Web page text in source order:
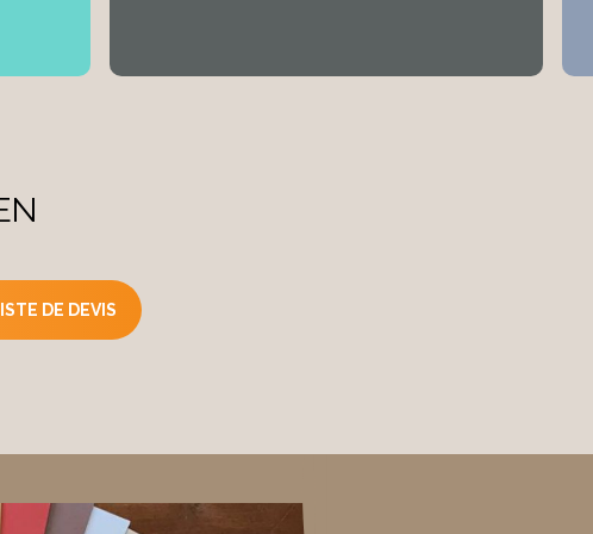
taches d'eau, de nicotine et de suie, le mastic ou le mastic avec
la peinture. Appliquer finement et vigoureusement et répartir
Pour les surfaces très absorbantes, diluer la première couche de
sèche (12 heures). La peinture sèche en taches, cette formation
pendant le processus de séchage. Les peintures à l'argile
selon le support. Ne pas traiter en dessous de 5 degrés Celsius.
DE DEVIS